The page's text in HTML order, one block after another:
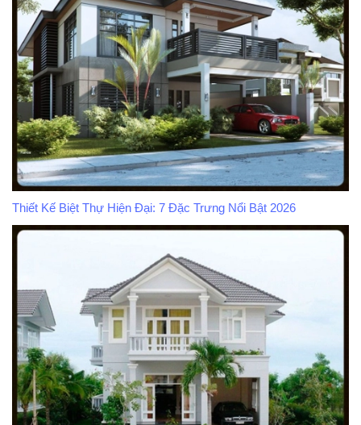
Thiết Kế Biệt Thự Hiện Đại: 7 Đặc Trưng Nổi Bật 2026